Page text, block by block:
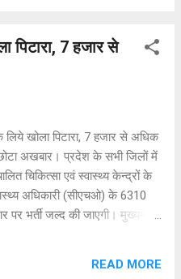
के चित्त सबसे जल्दी प्रभावित करता
भी तुरंत होती है। व्यंग्य जगत
में प्रभात गोस्वामी ने हमारे परिवेश
लेखों की परिधि में समेट लिया
पहला संग्रह इस बात की ताईद करता
में नहीं, देखने वाले की नज़रों में होता
व्यंग्य संग्रह पर वरिष्ठ व्यंग्य...
पिटारा, 7 हजार से
खोला पिटारा, 7 हजार से अधिक
छोटा अखबार। प्रदेश के सभी जिलों में
चिकित्सा एवं स्वास्थ्य केन्द्रों के
अधिकारी (सीएचओ) के 6310
पर भर्ती जल्द की जाएगी। मुख्यमंत्री
निर्णय से स्वास्थ्य सेवा के क्षेत्र में
READ MORE